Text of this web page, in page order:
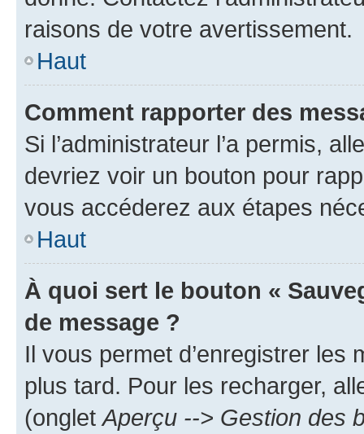
raisons de votre avertissement.
Haut
Comment rapporter des
Si l’administrateur l’a permis,
devriez voir un bouton pour
vous accéderez aux étapes
Haut
À quoi sert le bouton «
de message ?
Il vous permet d’enregistrer
plus tard. Pour les recharger,
(ongletAperçu --> Gestion des